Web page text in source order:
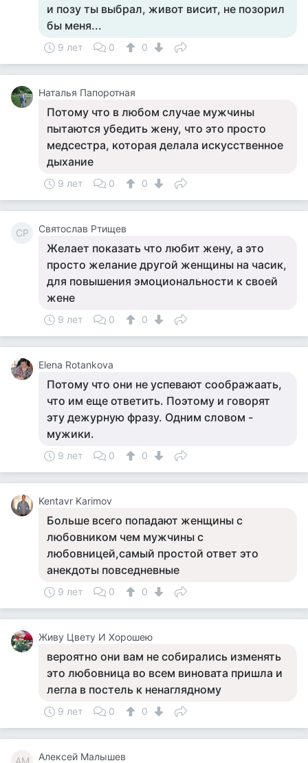
и позу ты выбрал, живот висит, не позорил
бы меня...
9 лет 0 0
Наталья Папоротная
Потому что в любом случае мужчины
пытаются убедить жену, что это просто
медсестра, которая делала искусственное
дыхание
9 лет 0 0
СР Святослав Ртищев
Желает показать что любит жену, а это
просто желание другой женщины на часик,
для повышения эмоциональности к своей
жене
9 лет 0 0
Elena Rotankova
Потому что они не успевают соображаать,
что им еще ответить. Поэтому и говорят
эту дежурную фразу. Одним словом -
мужики.
9 лет 0 0
Kentavr Karimov
Больше всего попадают женщины с
любовником чем мужчины с
любовницей,самый простой ответ это
анекдоты повседневные
9 лет 0 0
Живу Цвету И Хорошею
вероятно они вам не собирались изменять
это любовница во всем виновата пришла и
легла в постель к ненаглядному
9 лет 0 0
АМ Алексей Малышев